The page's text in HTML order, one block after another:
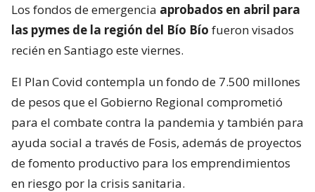
Los fondos de emergencia aprobados en abril para
las pymes de la región del Bío Bío fueron visados
recién en Santiago este viernes.
El Plan Covid contempla un fondo de 7.500 millones
de pesos que el Gobierno Regional comprometió
para el combate contra la pandemia y también para
ayuda social a través de Fosis, además de proyectos
de fomento productivo para los emprendimientos
en riesgo por la crisis sanitaria.